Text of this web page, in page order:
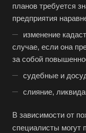
планов требуется
предприятия
изменение
случае, если она
за собой
судебные и
слияние,
В зависимости от
специалисты могут